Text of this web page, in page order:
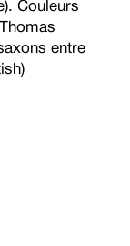
Couleurs
entre